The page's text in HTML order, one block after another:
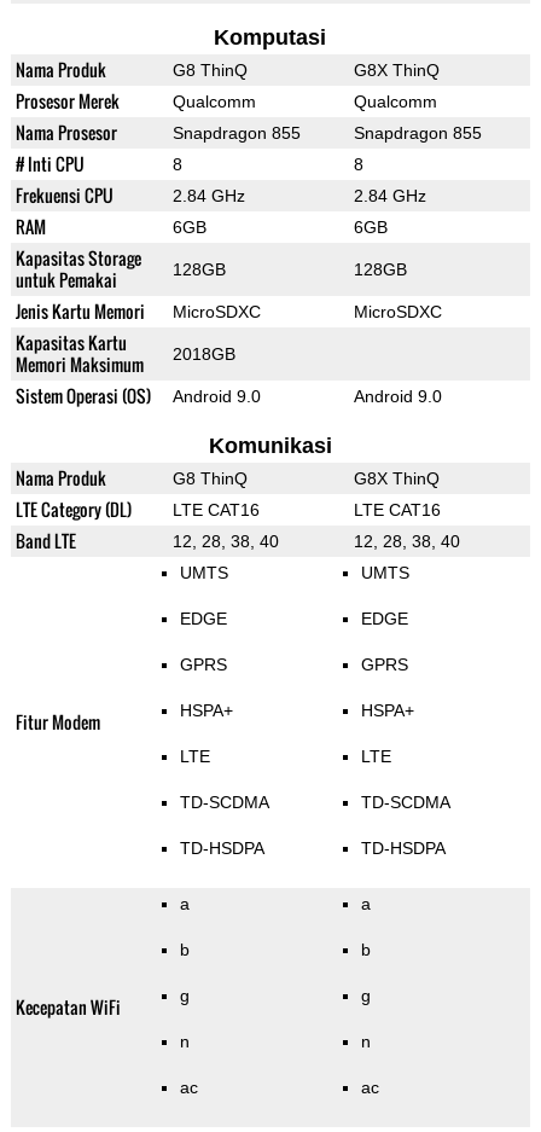
Komputasi
Nama Produk G8 ThinQ G8X ThinQ
Prosesor Merek Qualcomm Qualcomm
Nama Prosesor Snapdragon 855 Snapdragon 855
# Inti CPU 8 8
Frekuensi CPU 2.84 GHz 2.84 GHz
RAM 6GB 6GB
Kapasitas Storage
untuk Pemakai
128GB 128GB
Jenis Kartu Memori MicroSDXC MicroSDXC
Kapasitas Kartu
Memori Maksimum
2018GB
Sistem Operasi (OS) Android 9.0 Android 9.0
Komunikasi
Nama Produk G8 ThinQ G8X ThinQ
LTE Category (DL) LTE CAT16 LTE CAT16
Band LTE 12, 28, 38, 40 12, 28, 38, 40
Fitur Modem
UMTS
EDGE
GPRS
HSPA+
LTE
TD-SCDMA
TD-HSDPA
UMTS
EDGE
GPRS
HSPA+
LTE
TD-SCDMA
TD-HSDPA
Kecepatan WiFi
a
b
g
n
ac
a
b
g
n
ac